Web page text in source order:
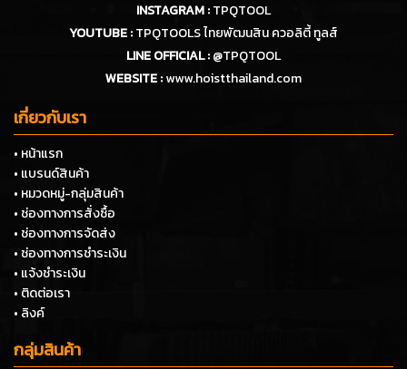
INSTAGRAM :TPQTOOL
YOUTUBE :TPQTOOLS ไทยพัฒนสิน ควอลิตี้ ทูลส์
LINE OFFICIAL :@TPQTOOL
WEBSITE :www.hoistthailand.com
เกี่ยวกับเรา
• หน้าแรก
• แบรนด์สินค้า
• หมวดหมู่-กลุ่มสินค้า
• ช่องทางการสั่งซื้อ
• ช่องทางการจัดส่ง
• ช่องทางการชำระเงิน
• แจ้งชำระเงิน
• ติดต่อเรา
• ลิงค์
กลุ่มสินค้า